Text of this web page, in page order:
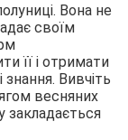
Вона не
своїм
її і отримати
Вивчіть
весняних
закладається